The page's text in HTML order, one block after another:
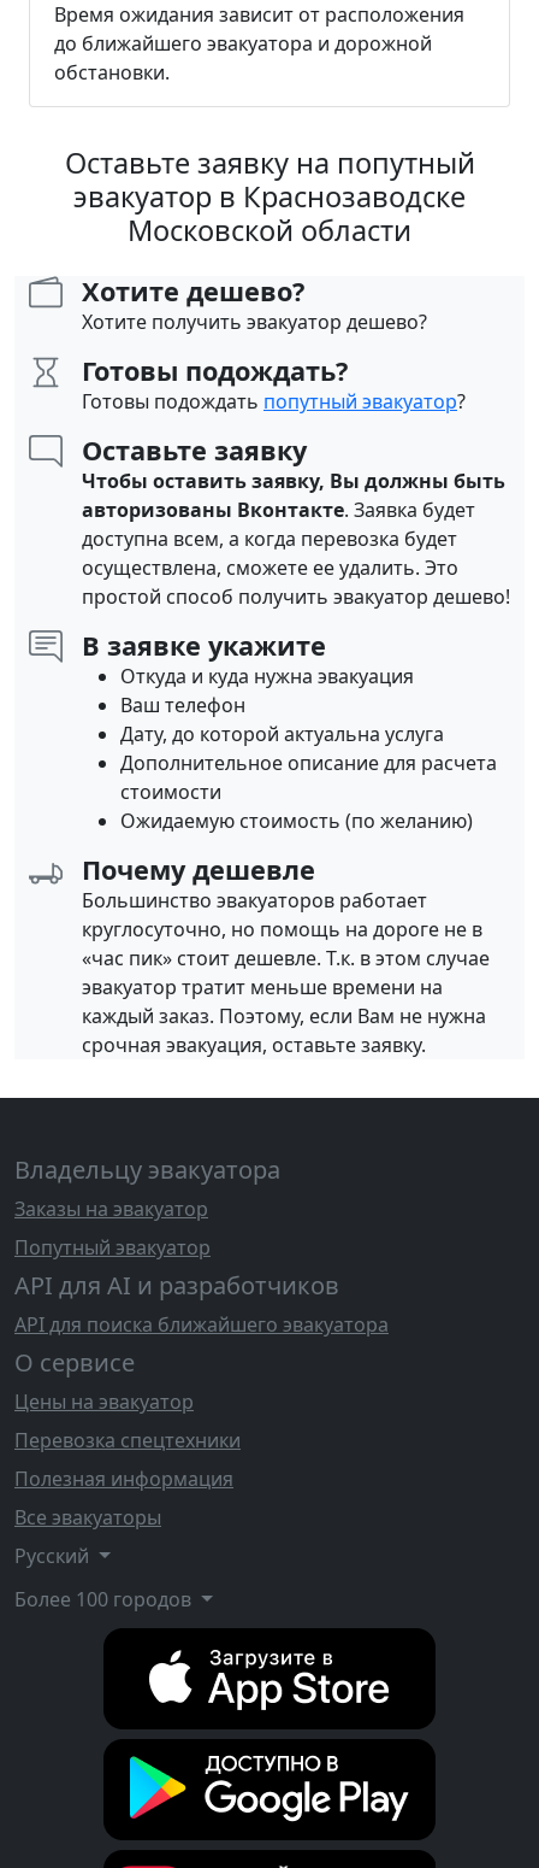
Время ожидания зависит от расположения
до ближайшего эвакуатора и дорожной
обстановки.
Оставьте заявку на попутный
эвакуатор в Краснозаводске
Московской области
Хотите дешево?
Хотите получить эвакуатор дешево?
Готовы подождать?
Готовы подождать попутный эвакуатор?
Оставьте заявку
Чтобы оставить заявку, Вы должны быть
авторизованы Вконтакте. Заявка будет
доступна всем, а когда перевозка будет
осуществлена, сможете ее удалить. Это
простой способ получить эвакуатор дешево!
В заявке укажите
Откуда и куда нужна эвакуация
Ваш телефон
Дату, до которой актуальна услуга
Дополнительное описание для расчета
стоимости
Ожидаемую стоимость (по желанию)
Почему дешевле
Большинство эвакуаторов работает
круглосуточно, но помощь на дороге не в
«час пик» стоит дешевле. Т.к. в этом случае
эвакуатор тратит меньше времени на
каждый заказ. Поэтому, если Вам не нужна
срочная эвакуация, оставьте заявку.
Владельцу эвакуатора
Заказы на эвакуатор
Попутный эвакуатор
API для AI и разработчиков
API для поиска ближайшего эвакуатора
О сервисе
Цены на эвакуатор
Перевозка спецтехники
Полезная информация
Все эвакуаторы
Русский
Более 100 городов